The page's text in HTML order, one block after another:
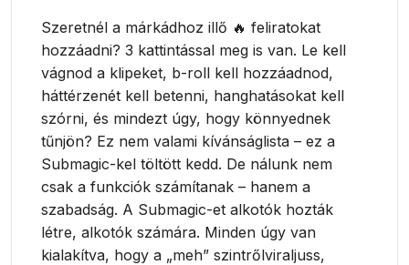
Szeretnél a márkádhoz illő 🔥 feliratokat
hozzáadni? 3 kattintással meg is van. Le kell
vágnod a klipeket, b-roll kell hozzáadnod,
háttérzenét kell betenni, hanghatásokat kell
szórni, és mindezt úgy, hogy könnyednek
tűnjön? Ez nem valami kívánságlista – ez a
Submagic-kel töltött kedd. De nálunk nem
csak a funkciók számítanak – hanem a
szabadság. A Submagic-et alkotók hozták
létre, alkotók számára. Minden úgy van
kialakítva, hogy a „meh” szintrőlviraljuss,